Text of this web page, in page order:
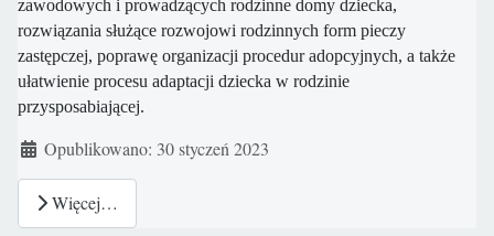
zawodowych i prowadzących rodzinne domy dziecka,
rozwiązania służące rozwojowi rodzinnych form pieczy
zastępczej, poprawę organizacji procedur adopcyjnych, a także
ułatwienie procesu adaptacji dziecka w rodzinie
przysposabiającej.
Szczegóły
Opublikowano: 30 styczeń 2023
Więcej…